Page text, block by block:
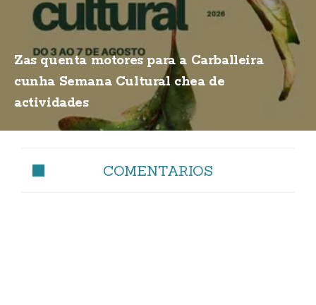
Zas quenta motores para a Carballeira
cunha Semana Cultural chea de
actividades
COMENTARIOS